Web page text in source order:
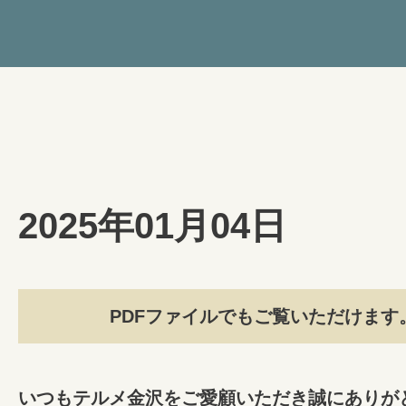
2025年01月04日
PDFファイルでもご覧いただけます。
いつもテルメ金沢をご愛顧いただき誠にありが